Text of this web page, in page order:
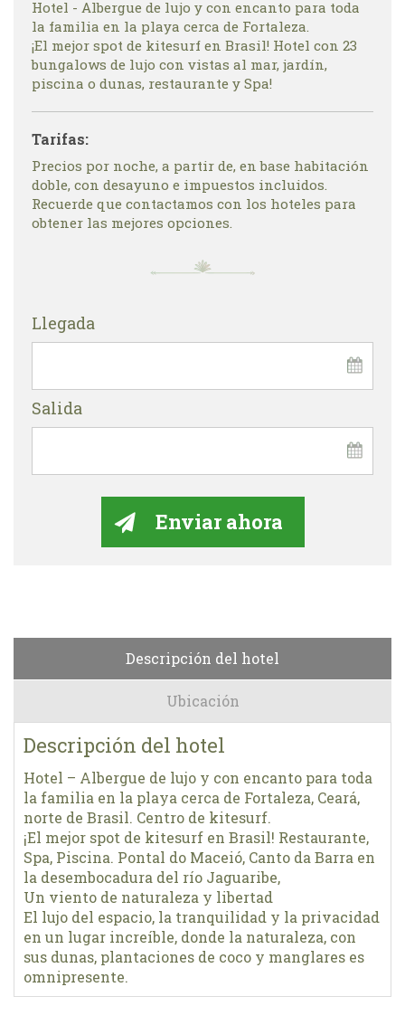
Hotel - Albergue de lujo y con encanto para toda
la familia en la playa cerca de Fortaleza.
¡El mejor spot de kitesurf en Brasil! Hotel con 23
bungalows de lujo con vistas al mar, jardín,
piscina o dunas, restaurante y Spa!
Tarifas:
Precios por noche, a partir de, en base habitación
doble, con desayuno e impuestos incluidos.
Recuerde que contactamos con los hoteles para
obtener las mejores opciones.
Llegada
Salida
Descripción del hotel
Ubicación
Descripción del hotel
Hotel – Albergue de lujo y con encanto para toda
la familia en la playa cerca de Fortaleza, Ceará,
norte de Brasil. Centro de kitesurf.
¡El mejor spot de kitesurf en Brasil! Restaurante,
Spa, Piscina. Pontal do Maceió, Canto da Barra en
la desembocadura del río Jaguaribe,
Un viento de naturaleza y libertad
El lujo del espacio, la tranquilidad y la privacidad
en un lugar increíble, donde la naturaleza, con
sus dunas, plantaciones de coco y manglares es
omnipresente.